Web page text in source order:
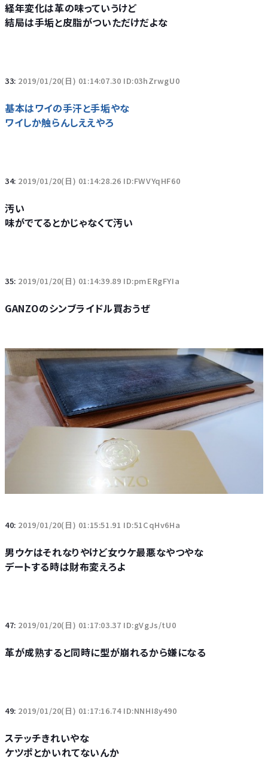
経年変化は革の味っていうけど
結局は手垢と皮脂がついただけだよな
33: 2019/01/20(日) 01:14:07.30 ID:03hZrwgU0
基本はワイの手汗と手垢やな
ワイしか触らんしええやろ
34: 2019/01/20(日) 01:14:28.26 ID:FWVYqHF60
汚い
味がでてるとかじゃなくて汚い
35: 2019/01/20(日) 01:14:39.89 ID:pmERgFYIa
GANZOのシンブライドル買おうぜ
40: 2019/01/20(日) 01:15:51.91 ID:51CqHv6Ha
男ウケはそれなりやけど女ウケ最悪なやつやな
デートする時は財布変えろよ
47: 2019/01/20(日) 01:17:03.37 ID:gVgJs/tU0
革が成熟すると同時に型が崩れるから嫌になる
49: 2019/01/20(日) 01:17:16.74 ID:NNHI8y490
ステッチきれいやな
ケツポとかいれてないんか